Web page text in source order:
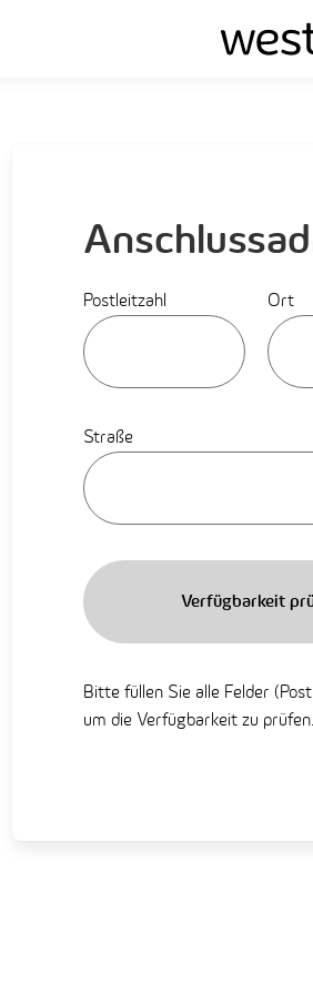
Postleitzahl Ort
Straße
Verfügbarkeit
Bitte füllen Sie alle Felder
um die Verfügbarkeit zu prüfen.